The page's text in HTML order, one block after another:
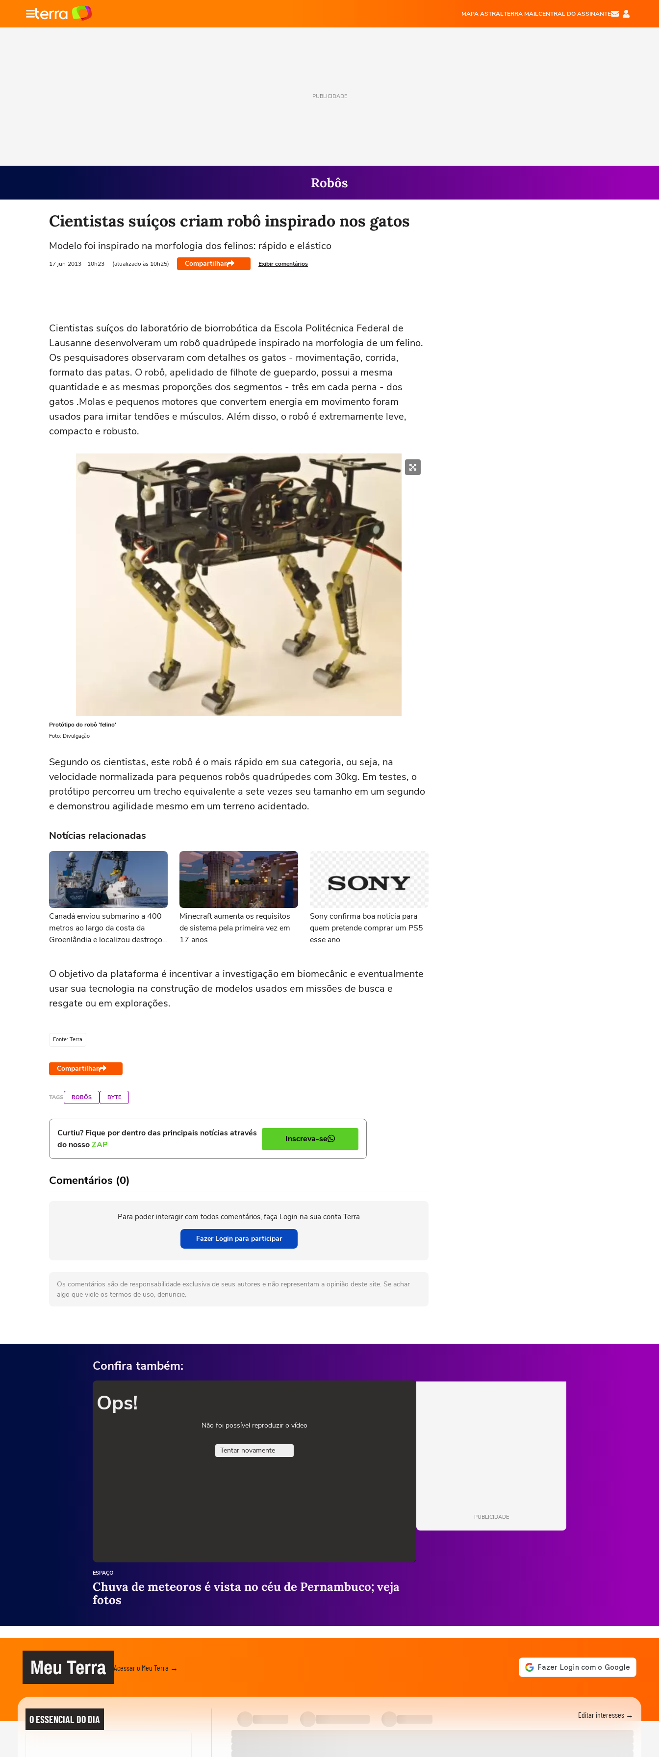
MAPA ASTRALTERRA MAILCENTRAL DO ASSINANTE
PUBLICIDADE
Robôs
Cientistas suíços criam robô inspirado nos gatos
Modelo foi inspirado na morfologia dos felinos: rápido e elástico
17 jun 2013 - 10h23 (atualizado às 10h25) Compartilhar Exibir comentários
Cientistas suíços do laboratório de biorrobótica da Escola Politécnica Federal de
Lausanne desenvolveram um robô quadrúpede inspirado na morfologia de um felino.
Os pesquisadores observaram com detalhes os gatos - movimentação, corrida,
formato das patas. O robô, apelidado de filhote de guepardo, possui a mesma
quantidade e as mesmas proporções dos segmentos - três em cada perna - dos
gatos .Molas e pequenos motores que convertem energia em movimento foram
usados para imitar tendões e músculos. Além disso, o robô é extremamente leve,
compacto e robusto.
Protótipo do robô 'felino'
Foto: Divulgação
Segundo os cientistas, este robô é o mais rápido em sua categoria, ou seja, na
velocidade normalizada para pequenos robôs quadrúpedes com 30kg. Em testes, o
protótipo percorreu um trecho equivalente a sete vezes seu tamanho em um segundo
e demonstrou agilidade mesmo em um terreno acidentado.
Notícias relacionadas
Canadá enviou submarino a 400
metros ao largo da costa da
Groenlândia e localizou destroços
Minecraft aumenta os requisitos
de sistema pela primeira vez em
17 anos
Sony confirma boa notícia para
quem pretende comprar um PS5
esse ano
O objetivo da plataforma é incentivar a investigação em biomecânic e eventualmente
usar sua tecnologia na construção de modelos usados em missões de busca e
resgate ou em explorações.
Fonte: Terra
Compartilhar
TAGS ROBÔS BYTE
Curtiu? Fique por dentro das principais notícias através
do nossoZAP
Inscreva-se
Comentários (0)
Para poder interagir com todos comentários, faça Login na sua conta Terra
Fazer Login para participar
Os comentários são de responsabilidade exclusiva de seus autores e não representam a opinião deste site. Se achar
algo que viole os termos de uso, denuncie.
Confira também:
Ops!
Não foi possível reproduzir o vídeo
Tentar novamente
ESPAÇO
Chuva de meteoros é vista no céu de Pernambuco; veja
fotos
PUBLICIDADE
Meu Terra Acessar o Meu Terra →
O ESSENCIAL DO DIA Editar interesses →